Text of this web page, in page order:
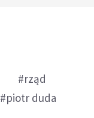
#rząd
#piotr duda